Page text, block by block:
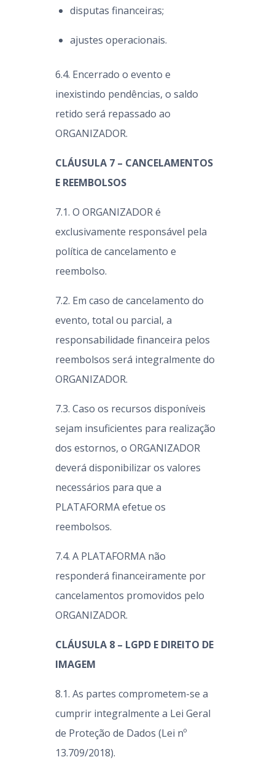
disputas financeiras;
ajustes operacionais.
6.4. Encerrado o evento e
inexistindo pendências, o saldo
retido será repassado ao
ORGANIZADOR.
CLÁUSULA 7 – CANCELAMENTOS
E REEMBOLSOS
7.1. O ORGANIZADOR é
exclusivamente responsável pela
política de cancelamento e
reembolso.
7.2. Em caso de cancelamento do
evento, total ou parcial, a
responsabilidade financeira pelos
reembolsos será integralmente do
ORGANIZADOR.
7.3. Caso os recursos disponíveis
sejam insuficientes para realização
dos estornos, o ORGANIZADOR
deverá disponibilizar os valores
necessários para que a
PLATAFORMA efetue os
reembolsos.
7.4. A PLATAFORMA não
responderá financeiramente por
cancelamentos promovidos pelo
ORGANIZADOR.
CLÁUSULA 8 – LGPD E DIREITO DE
IMAGEM
8.1. As partes comprometem-se a
cumprir integralmente a Lei Geral
de Proteção de Dados (Lei nº
13.709/2018).